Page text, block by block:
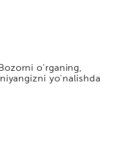
o'rganing,
yo'nalishda